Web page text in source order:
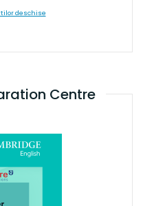
deschise
Centre